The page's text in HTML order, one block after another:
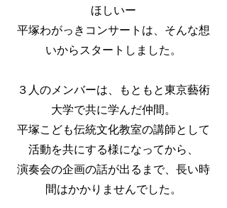
ほしいー
平塚わがっきコンサートは、そんな想
いからスタートしました。
３人のメンバーは 、もともと東京藝術
大学で共に学んだ仲間。
平塚こども伝統文化教室の講師として
活動を共にする様になってから、
演奏会の企画の話が出るまで、長い時
間はかかりませんでした。